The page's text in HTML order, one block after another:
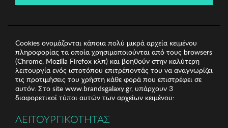
Cookies ονομάζονται κάποια πολύ μικρά αρχεία κειμένου
πληροφορίας τα οποία χρησιμοποιούνται από τους browsers
(Chrome, Mozilla Firefox κλπ) και βοηθούν στην καλύτερη
λειτουργία ενός ιστοτόπου επιτρέποντάς του να αναγνωρίζει
τις προτιμήσεις του χρήστη κάθε φορά που επιστρέφει σε
αυτόν. Στο site www.brandsgalaxy.gr, υπάρχουν 3
διαφορετικοί τύποι αυτών των αρχείων κειμένου:
ΛΕΙΤΟΥΡΓΙΚΟΤΗΤΑΣ